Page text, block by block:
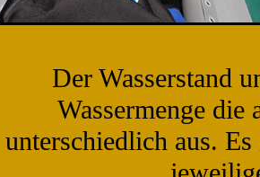
Der Wasserstand
Wassermenge
unterschiedlich aus.